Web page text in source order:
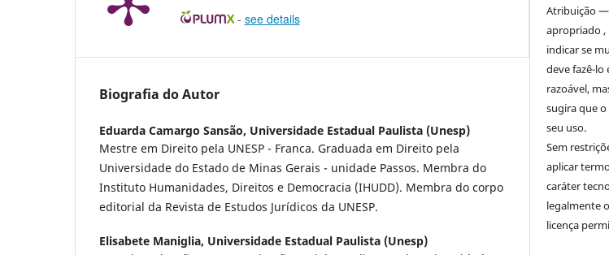
- see details
Biografia do Autor
Eduarda Camargo Sansão, Universidade Estadual Paulista (Unesp)
Mestre em Direito pela UNESP - Franca. Graduada em Direito pela
Universidade do Estado de Minas Gerais - unidade Passos. Membra do
Instituto Humanidades, Direitos e Democracia (IHUDD). Membra do corpo
editorial da Revista de Estudos Jurídicos da UNESP.
Elisabete Maniglia, Universidade Estadual Paulista (Unesp)
Atribuição —
apropriado ,
indicar se
deve fazê-lo
razoável,
sugira que
seu uso.
Sem
aplicar
caráter
legalmente
licença